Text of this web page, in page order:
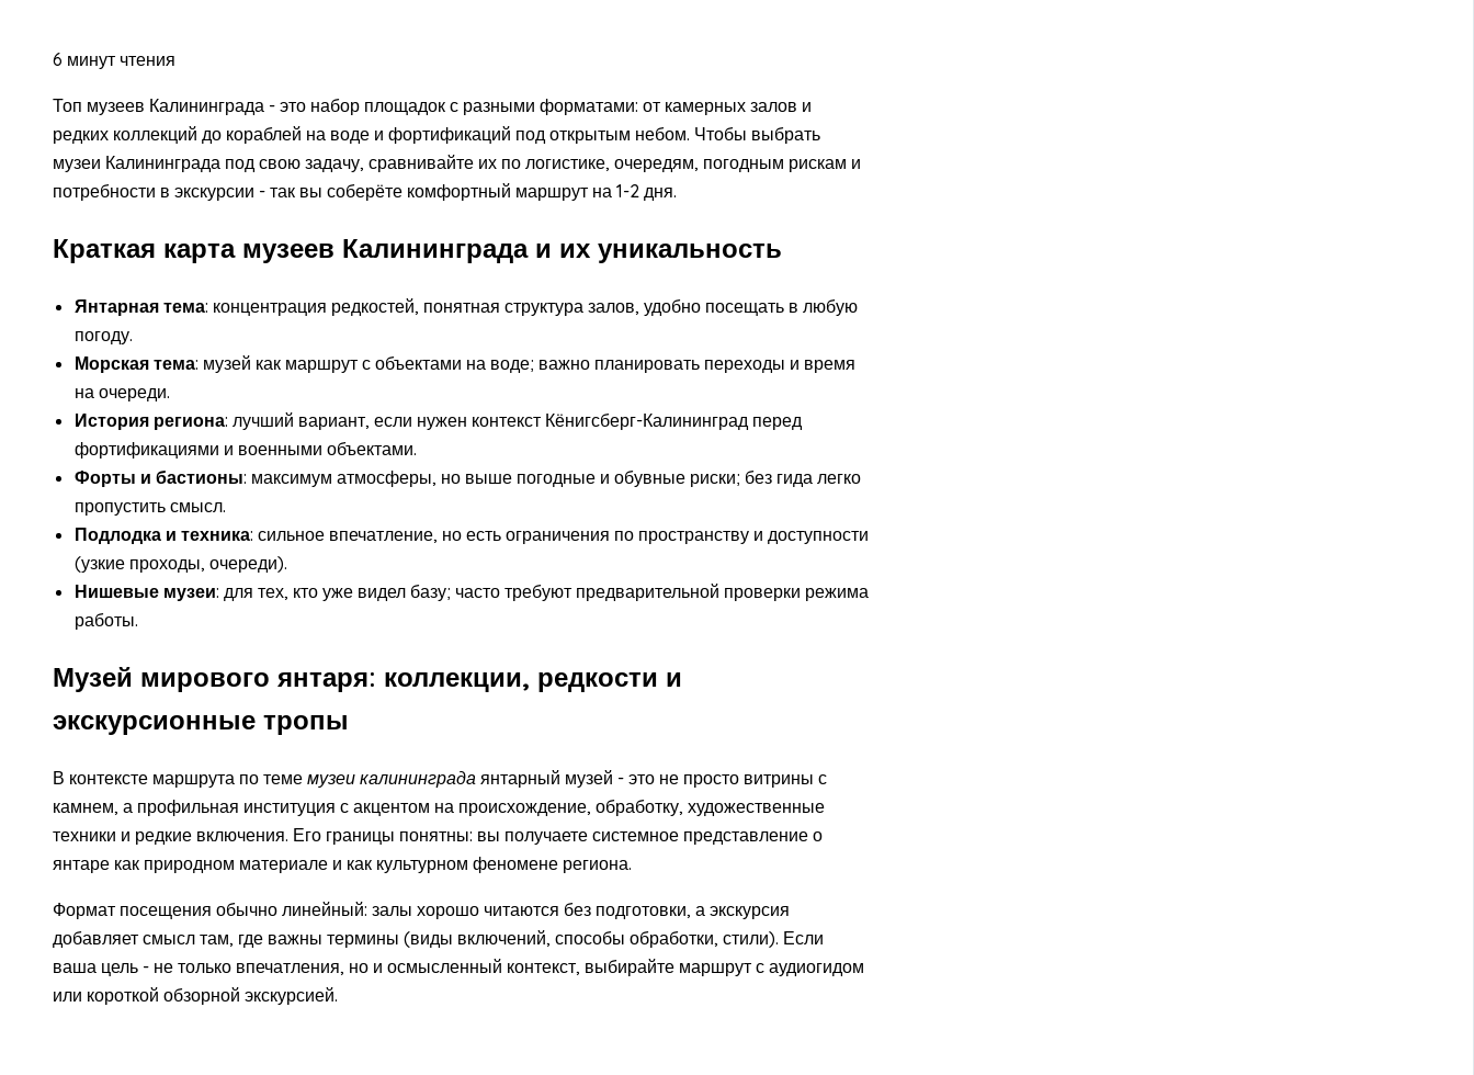
6 минут чтения
Топ музеев Калининграда - это набор площадок с разными форматами: от камерных залов и
редких коллекций до кораблей на воде и фортификаций под открытым небом. Чтобы выбрать
музеи Калининграда под свою задачу, сравнивайте их по логистике, очередям, погодным рискам и
потребности в экскурсии - так вы соберёте комфортный маршрут на 1-2 дня.
Краткая карта музеев Калининграда и их уникальность
Янтарная тема: концентрация редкостей, понятная структура залов, удобно посещать в любую
погоду.
Морская тема: музей как маршрут с объектами на воде; важно планировать переходы и время
на очереди.
История региона: лучший вариант, если нужен контекст Кёнигсберг-Калининград перед
фортификациями и военными объектами.
Форты и бастионы: максимум атмосферы, но выше погодные и обувные риски; без гида легко
пропустить смысл.
Подлодка и техника: сильное впечатление, но есть ограничения по пространству и доступности
(узкие проходы, очереди).
Нишевые музеи: для тех, кто уже видел базу; часто требуют предварительной проверки режима
работы.
Музей мирового янтаря: коллекции, редкости и
экскурсионные тропы
В контексте маршрута по теме музеи калининграда янтарный музей - это не просто витрины с
камнем, а профильная институция с акцентом на происхождение, обработку, художественные
техники и редкие включения. Его границы понятны: вы получаете системное представление о
янтаре как природном материале и как культурном феномене региона.
Формат посещения обычно линейный: залы хорошо читаются без подготовки, а экскурсия
добавляет смысл там, где важны термины (виды включений, способы обработки, стили). Если
ваша цель - не только впечатления, но и осмысленный контекст, выбирайте маршрут с аудиогидом
или короткой обзорной экскурсией.